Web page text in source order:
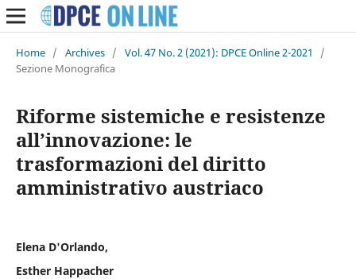
Home / Archives / Vol. 47 No. 2 (2021): DPCE Online 2-2021
/
Sezione Monografica
Riforme sistemiche e resistenze
all’innovazione: le
trasformazioni del diritto
amministrativo austriaco
Elena D'Orlando,
Esther Happacher